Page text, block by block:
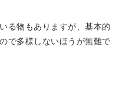
る物もありますが、基本的
で多様しないほうが無難で